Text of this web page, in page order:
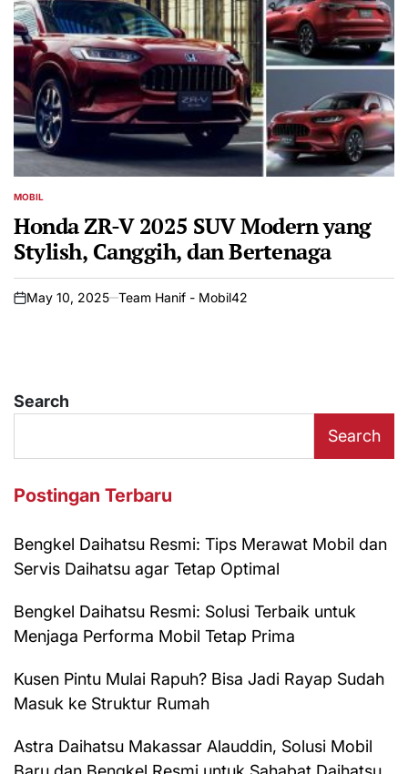
POSTED
MOBIL
Honda ZR-V 2025 SUV Modern yang
Stylish, Canggih, dan Bertenaga
on
May 10, 2025 Team Hanif - Mobil42
Search
Search
Postingan Terbaru
Bengkel Daihatsu Resmi: Tips Merawat Mobil dan
Servis Daihatsu agar Tetap Optimal
Bengkel Daihatsu Resmi: Solusi Terbaik untuk
Menjaga Performa Mobil Tetap Prima
Kusen Pintu Mulai Rapuh? Bisa Jadi Rayap Sudah
Masuk ke Struktur Rumah
Astra Daihatsu Makassar Alauddin, Solusi Mobil